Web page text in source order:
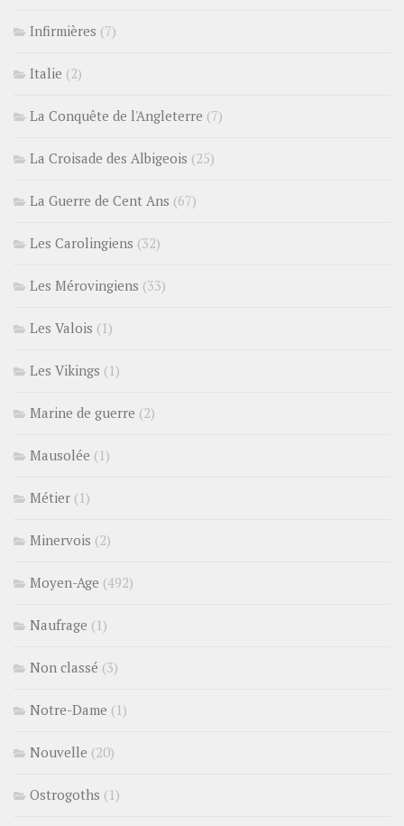
Infirmières (7)
Italie (2)
La Conquête de l'Angleterre (7)
La Croisade des Albigeois (25)
La Guerre de Cent Ans (67)
Les Carolingiens (32)
Les Mérovingiens (33)
Les Valois (1)
Les Vikings (1)
Marine de guerre (2)
Mausolée (1)
Métier (1)
Minervois (2)
Moyen-Age (492)
Naufrage (1)
Non classé (3)
Notre-Dame (1)
Nouvelle (20)
Ostrogoths (1)